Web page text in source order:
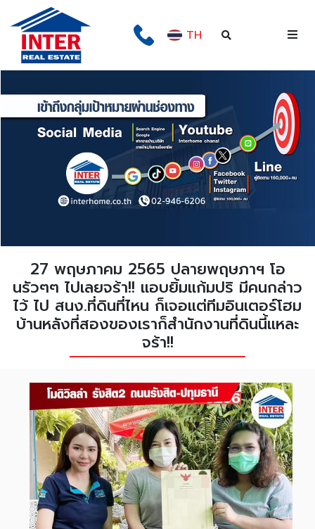
TH
27 พฤษภาคม 2565 ปลายพฤษภาฯ โอ
นรัวๆๆ ไปเลยจร้า!! แอบยิ้มแก้มปริ มีคนกล่าว
ไว้ ไป สนง.ที่ดินที่ไหน ก็เจอแต่ทีมอินเตอร์โฮม
บ้านหลังที่สองของเราก็สำนักงานที่ดินนี้แหละ
จร้า!!